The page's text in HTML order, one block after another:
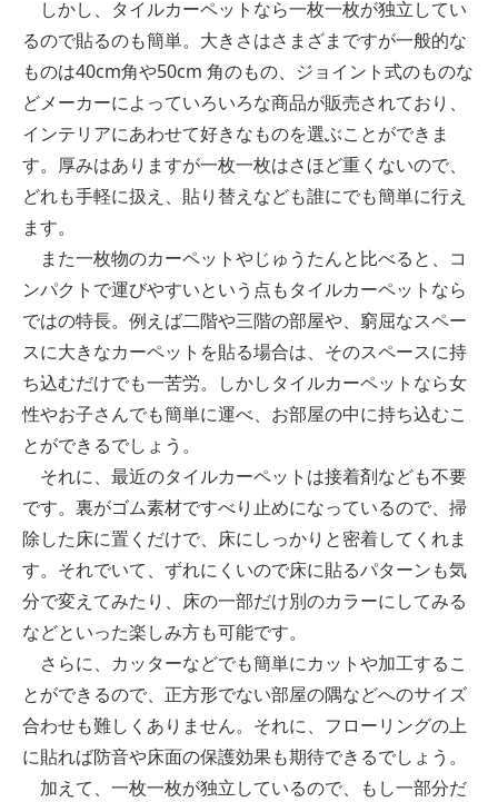
しかし、タイルカーペットなら一枚一枚が独立してい
るので貼るのも簡単。大きさはさまざまですが一般的な
ものは40cm角や50cm 角のもの、ジョイント式のものな
どメーカーによっていろいろな商品が販売されており、
インテリアにあわせて好きなものを選ぶことができま
す。厚みはありますが一枚一枚はさほど重くないので、
どれも手軽に扱え、貼り替えなども誰にでも簡単に行え
ます。
また一枚物のカーペットやじゅうたんと比べると、コ
ンパクトで運びやすいという点もタイルカーペットなら
ではの特長。例えば二階や三階の部屋や、窮屈なスペー
スに大きなカーペットを貼る場合は、そのスペースに持
ち込むだけでも一苦労。しかしタイルカーペットなら女
性やお子さんでも簡単に運べ、お部屋の中に持ち込むこ
とができるでしょう。
それに、最近のタイルカーペットは接着剤なども不要
です。裏がゴム素材ですべり止めになっているので、掃
除した床に置くだけで、床にしっかりと密着してくれま
す。それでいて、ずれにくいので床に貼るパターンも気
分で変えてみたり、床の一部だけ別のカラーにしてみる
などといった楽しみ方も可能です。
さらに、カッターなどでも簡単にカットや加工するこ
とができるので、正方形でない部屋の隅などへのサイズ
合わせも難しくありません。それに、フローリングの上
に貼れば防音や床面の保護効果も期待できるでしょう。
加えて、一枚一枚が独立しているので、もし一部分だ